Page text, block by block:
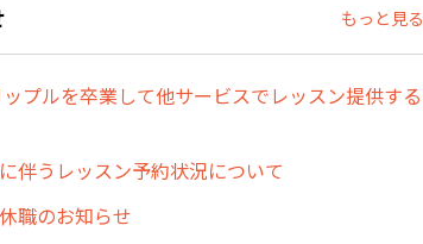
もっと見る
プルを卒業して他サービスでレッスン提供する
伴うレッスン予約状況について
職のお知らせ